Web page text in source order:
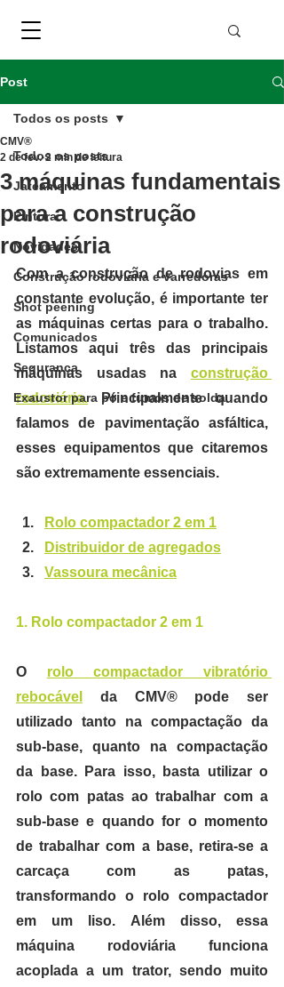
Post
Todos os posts
Jateamento
Pintura
Novidades
Construção rodoviária e varredoras
Shot peening
Comunicados
Segurança
Exaustor para pó e fumos de solda
Todos os posts
3 máquinas fundamentais
para a construção
rodoviária
CMV®
2 de fev. 2 min de leitura
Com a construção de rodovias em
constante evolução, é importante ter
as máquinas certas para o trabalho.
Listamos aqui três das principais
máquinas usadas na construção
rodoviária. Principalmente quando
falamos de pavimentação asfáltica,
esses equipamentos
são extremamente essenciais.
Rolo compactador 2 em 1
Distribuidor de agregados
Vassoura mecânica
1. Rolo compactador 2 em 1
O rolo compactador vibratório
rebocável
da CMV® pode ser
utilizado tanto na compactação da
sub-base, quanto na compactação
da base. Para isso, basta utilizar o
rolo com patas ao trabalhar com a
sub-base e quando for o momento
de trabalhar com a base, retira-se a
carcaça com as patas,
transformando o rolo compactador
em um liso. Além disso, essa
máquina rodoviária funciona
acoplada a um trator, sendo muito